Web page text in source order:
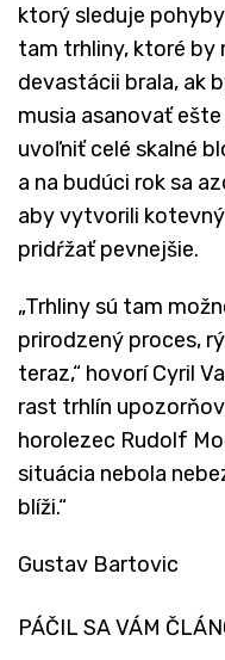
ktorý sleduje
tam trhliny, ktoré by
devastácii brala, ak
musia asanovať
uvoľniť celé skalné
a na budúci rok sa
aby vytvorili
pridŕžať pevnejšie.
„Trhliny sú tam
prirodzený proces,
teraz,“ hovorí Cyril
rast trhlín
horolezec Rudolf
situácia nebola
blíži.“
Gustav Bartovic
PÁČIL SA VÁM